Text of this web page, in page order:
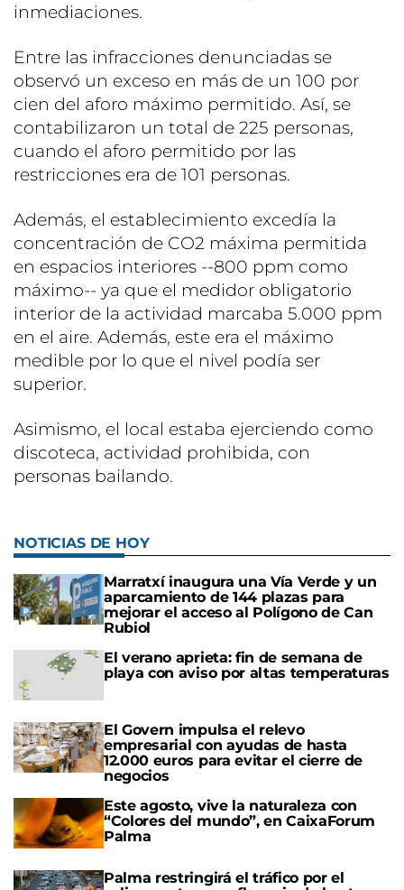
inmediaciones.
Entre las infracciones denunciadas se
observó un exceso en más de un 100 por
cien del aforo máximo permitido. Así, se
contabilizaron un total de 225 personas,
cuando el aforo permitido por las
restricciones era de 101 personas.
Además, el establecimiento excedía la
concentración de CO2 máxima permitida
en espacios interiores --800 ppm como
máximo-- ya que el medidor obligatorio
interior de la actividad marcaba 5.000 ppm
en el aire. Además, este era el máximo
medible por lo que el nivel podía ser
superior.
Asimismo, el local estaba ejerciendo como
discoteca, actividad prohibida, con
personas bailando.
NOTICIAS DE HOY
Marratxí inaugura una Vía Verde y un
aparcamiento de 144 plazas para
mejorar el acceso al Polígono de Can
Rubiol
El verano aprieta: fin de semana de
playa con aviso por altas temperaturas
El Govern impulsa el relevo
empresarial con ayudas de hasta
12.000 euros para evitar el cierre de
negocios
Este agosto, vive la naturaleza con
“Colores del mundo”, en CaixaForum
Palma
Palma restringirá el tráfico por el